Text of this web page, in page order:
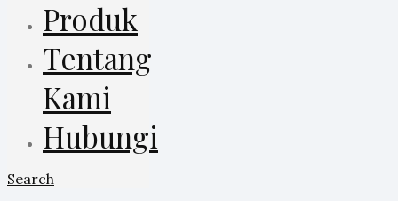
Produk
Tentang
Kami
Hubungi
Search